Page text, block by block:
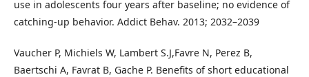
use in adolescents four years after baseline; no evidence of
catching-up behavior. Addict Behav. 2013; 2032–2039
Vaucher P, Michiels W, Lambert S.J,Favre N, Perez B,
Baertschi A, Favrat B, Gache P. Benefits of short educational